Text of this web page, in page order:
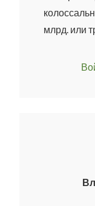
млрд. или